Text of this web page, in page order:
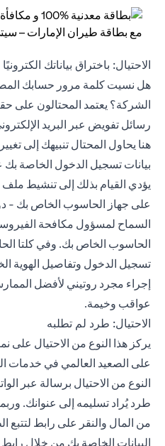
الاحتيال: باختراق بياناتك الكترونيًا
هل نسيت كلمة مرور حسابك
الشركة؟ يعتمد المحتالون على
رسائل تفويض عبر البريد
هنا يحاول المحتال تنبيهك إلى
بيانات تسجيل الدخول الخاصة
يؤدي القيام بذلك إلى تنشيط
على جهاز الحاسوب الخاص بك -
السماح لمسؤول مكافحة
الحاسوب الخاص بك. وفي كلتا
تسجيل الدخول وتفاصيل الهوية
إجراء مجرد روتيني لأفضل
عواقب وخيمة.
الاحتيال: طرد لم تطلبه
يركز هذا النوع من الاحتيال على
على الصعيد العالمي في خدمات
النوع من الاحتيال برسالة عبر
طرد يُراد تسليمه إلى عنوانك.
من المال والنقر على رابط لتتبع
البيانات الخاصة بك من خلال رابط